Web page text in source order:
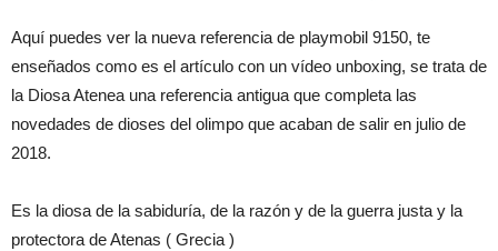
Aquí puedes ver la nueva referencia de playmobil 9150, te
enseñados como es el artículo con un vídeo unboxing, se trata de
la Diosa Atenea una referencia antigua que completa las
novedades de dioses del olimpo que acaban de salir en julio de
2018.
Es la diosa de la sabiduría, de la razón y de la guerra justa y la
protectora de Atenas ( Grecia )